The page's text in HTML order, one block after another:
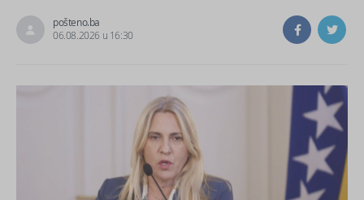
pošteno.ba
06.08.2026 u 16:30